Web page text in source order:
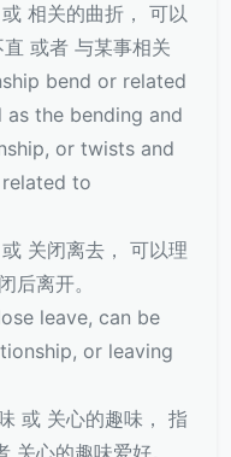
相关的曲折， 可以
或者 与某事相关
bend or related
the bending and
or twists and
to
关闭离去， 可以理
后离开。
leave, can be
or leaving
或 关心的趣味， 指
关心的趣味爱好。